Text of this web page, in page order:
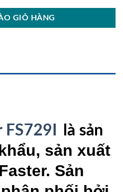
GIỎ HÀNG
FS729I là sản
sản xuất
Sản